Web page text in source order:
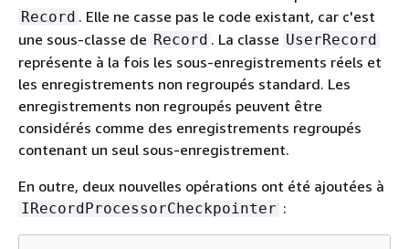
Record . Elle ne casse pas le code existant, car c'est
une sous-classe de Record . La classe UserRecord
représente à la fois les sous-enregistrements réels et
les enregistrements non regroupés standard. Les
enregistrements non regroupés peuvent être
considérés comme des enregistrements regroupés
contenant un seul sous-enregistrement.
En outre, deux nouvelles opérations ont été ajoutées à
IRecordProcessorCheckpointer :